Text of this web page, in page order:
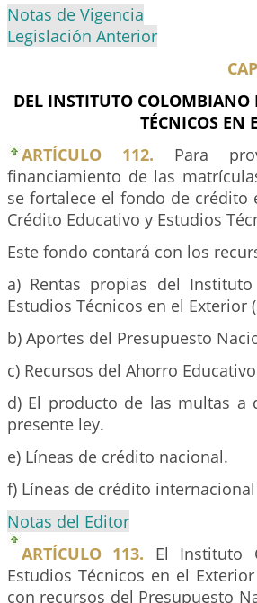
Notas de Vigencia
Legislación Anterior
DEL INSTITUTO COLOMBIANO
TÉCNICOS EN
ARTÍCULO 112. Para
financiamiento de las
se fortalece el fondo de
Crédito Educativo y Estudios
Este fondo contará con los
a) Rentas propias del
Estudios Técnicos en el Exterior
b) Aportes del Presupuesto
c) Recursos del Ahorro
d) El producto de las multas a
presente ley.
e) Líneas de crédito nacional.
f) Líneas de crédito
Notas del Editor
ARTÍCULO 113. El Instituto
Estudios Técnicos en el
con recursos del Presupuesto